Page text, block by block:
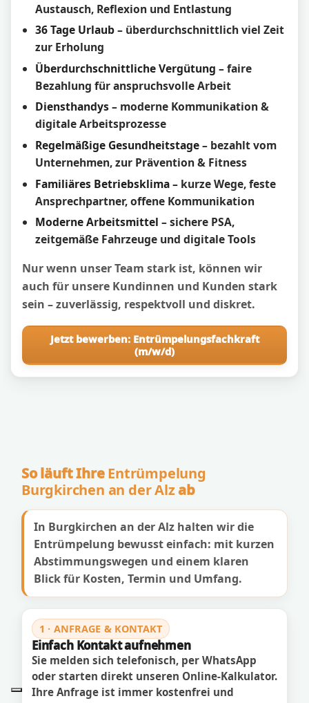
Austausch, Reflexion und Entlastung
36 Tage Urlaub– überdurchschnittlich viel Zeit
zur Erholung
Überdurchschnittliche Vergütung – faire
Bezahlung für anspruchsvolle Arbeit
Diensthandys– moderne Kommunikation &
digitale Arbeitsprozesse
Regelmäßige Gesundheitstage– bezahlt vom
Unternehmen, zur Prävention & Fitness
Familiäres Betriebsklima– kurze Wege, feste
Ansprechpartner, offene Kommunikation
Moderne Arbeitsmittel – sichere PSA,
zeitgemäße Fahrzeuge und digitale Tools
Nur wenn unser Team stark ist, können wir
auch für unsere Kundinnen und Kunden stark
sein – zuverlässig, respektvoll und diskret.
Jetzt bewerben: Entrümpelungsfachkraft
(m/w/d)
So läuft IhreEntrümpelung
Burgkirchen an der Alzab
In Burgkirchen an der Alz halten wir die
Entrümpelung bewusst einfach: mit kurzen
Abstimmungswegen und einem klaren
Blick für Kosten, Termin und Umfang.
1 · ANFRAGE & KONTAKT
Einfach Kontakt aufnehmen
Sie melden sich telefonisch, per WhatsApp
oder starten direkt unseren Online-Kalkulator.
Ihre Anfrage ist immer kostenfrei und